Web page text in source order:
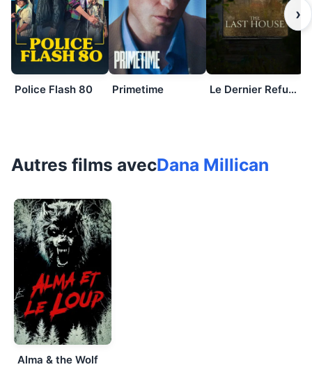
Police Flash 80 Primetime Le Dernier Refuge
›
Autres films avecDana Millican
Alma & the Wolf